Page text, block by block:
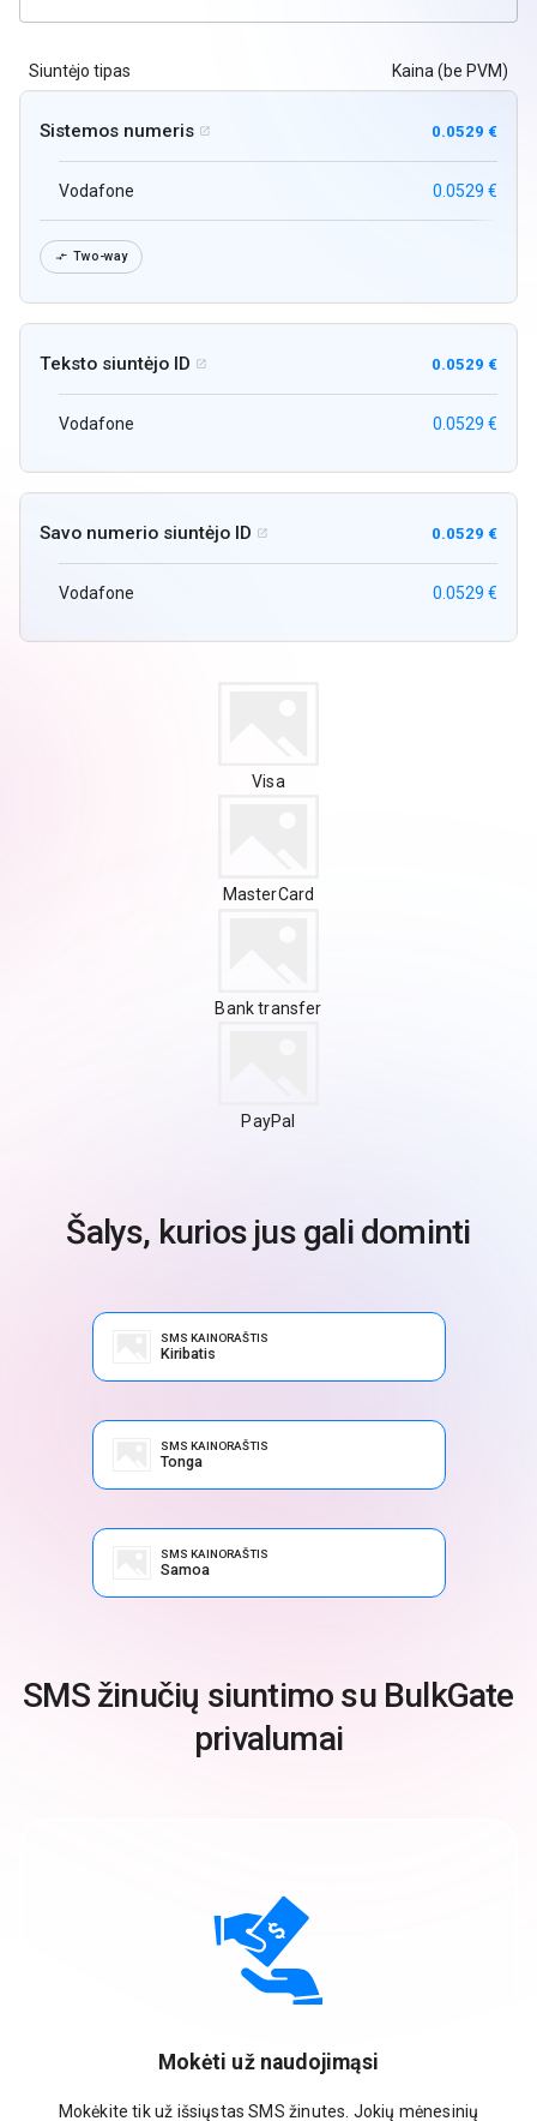
Siuntėjo tipas Kaina (be PVM)
Sistemos numeris  0.0529 €
Vodafone 0.0529 €
 Two-way
Teksto siuntėjo ID  0.0529 €
Vodafone 0.0529 €
Savo numerio siuntėjo ID  0.0529 €
Vodafone 0.0529 €
Visa
MasterCard
Bank transfer
PayPal
Šalys, kurios jus gali dominti
SMS KAINORAŠTIS
Kiribatis
SMS KAINORAŠTIS
Tonga
SMS KAINORAŠTIS
Samoa
SMS žinučių siuntimo su BulkGate
privalumai
Mokėti už naudojimąsi
Mokėkite tik už išsiųstas SMS žinutes. Jokių mėnesinių